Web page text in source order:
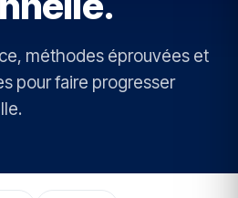
méthodes éprouvées et
pour faire progresser